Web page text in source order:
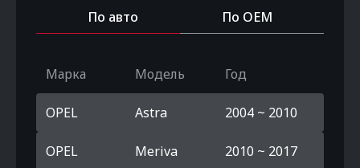
По авто По OEM
Марка Модель Год
OPEL Astra 2004 ~ 2010
OPEL Meriva 2010 ~ 2017